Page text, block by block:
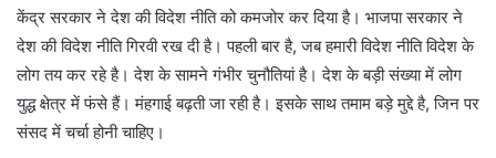
केंद्र सरकार ने देश की विदेश नीति को कमजोर कर दिया है। भाजपा सरकार ने
देश की विदेश नीति गिरवी रख दी है। पहली बार है, जब हमारी विदेश नीति विदेश के
लोग तय कर रहे है। देश के सामने गंभीर चुनौतियां है। देश के बड़ी संख्या में लोग
युद्ध क्षेत्र में फंसे हैं। मंहगाई बढ़ती जा रही है। इसके साथ तमाम बड़े मुद्दे है, जिन पर
संसद में चर्चा होनी चाहिए।